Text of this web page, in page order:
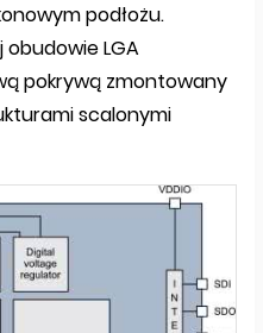
podłożu.
LGA
pokrywą zmontowany
scalonymi